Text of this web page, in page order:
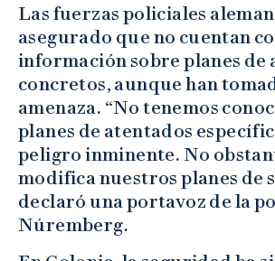
Las fuerzas policiales
asegurado que no cuentan
información sobre planes de
concretos, aunque han
amenaza. “No tenemos
planes de atentados
peligro inminente. No
modifica nuestros planes de
declaró una portavoz de la
Núremberg.